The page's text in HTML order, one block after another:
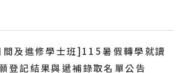
間及進修學士班]115暑假轉學就讀
登記結果與遞補錄取名單公告